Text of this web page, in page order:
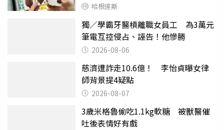
哈根達斯
獨／學霸牙醫槓離職女員工 為3萬元
筆電互控侵占、誣告！他慘勝
2026-08-06
慈濟遭詐走10.6億！ 李怡貞曝女律
師背景提4疑點
2026-08-07
3歲米格魯偷吃1.1kg軟糖 被獸醫催
吐後表情好有戲